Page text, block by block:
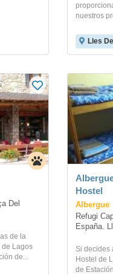
nuestros
Lles
Del
de la
de Lagos
de...
Hostel
Albergue
Refugi
España.
Si decides
Hostel de
de